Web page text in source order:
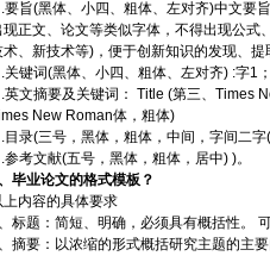
要旨(黑体、小四、粗体、左对齐)中文要
现正文、论文等类似字体，不得出现公式
术、新技术等)，便于创新知识的发现、
关键词(黑体、小四、粗体、左对齐) :字1
英文摘要及关键词： Title (第三、Times
New Roman体，粗体)
目录(三号，黑体，粗体，中间，字间二字
参考文献(五号，黑体，粗体，居中) )。
毕业论文的格式模板？
上内容的具体要求
标题：简短、明确，必须具有概括性。
摘要：以浓缩的形式概括研究主题的主